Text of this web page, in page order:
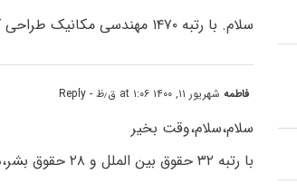
سلام. با رتبه ۱۴۷۰ مهندسی مکانیک طراحی کاربردی میشه روزانه ی دانشگاه خوارزمی قبول شد؟
فاطمه شهریور ۱۱, ۱۴۰۰ at ۱:۰۶ ق٫ظ - Reply
سلام،سلام،وقت بخیر